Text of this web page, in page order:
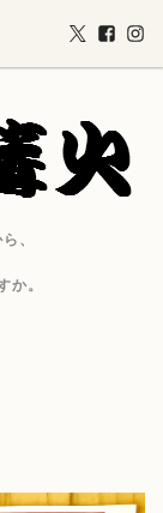
、
か。